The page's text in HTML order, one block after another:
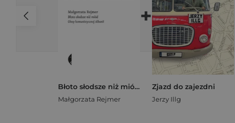
Błoto słodsze niż miód Głosy komunistycznej Albanii
Małgorzata Rejmer
+
Zjazd do zajezdni
Jerzy Illg